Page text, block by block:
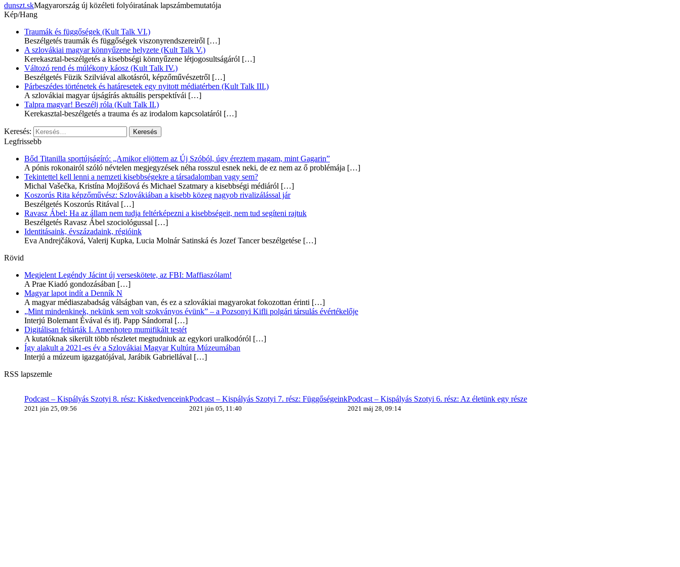
dunszt.skMagyarország új közéleti folyóiratának lapszámbemutatója
Kép/Hang
Traumák és függőségek (Kult Talk VI.)
Beszélgetés traumák és függőségek viszonyrendszereiről […]
A szlovákiai magyar könnyűzene helyzete (Kult Talk V.)
Kerekasztal-beszélgetés a kisebbségi könnyűzene létjogosultságáról […]
Változó rend és múlékony káosz (Kult Talk IV.)
Beszélgetés Füzik Szilviával alkotásról, képzőművészetről […]
Párbeszédes történetek és határesetek egy nyitott médiatérben (Kult Talk III.)
A szlovákiai magyar újságírás aktuális perspektívái […]
Talpra magyar! Beszélj róla (Kult Talk II.)
Kerekasztal-beszélgetés a trauma és az irodalom kapcsolatáról […]
Keresés:
Legfrissebb
Bőd Titanilla sportújságíró: „Amikor eljöttem az Új Szóból, úgy éreztem magam, mint Gagarin”
A pónis rokonairól szóló névtelen megjegyzések néha rosszul esnek neki, de ez nem az ő problémája […]
Tekintettel kell lenni a nemzeti kisebbségekre a társadalomban vagy sem?
Michal Vašečka, Kristína Mojžišová és Michael Szatmary a kisebbségi médiáról […]
Koszorús Rita képzőművész: Szlovákiában a kisebb közeg nagyob rivalizálással jár
Beszélgetés Koszorús Ritával […]
Ravasz Ábel: Ha az állam nem tudja feltérképezni a kisebbségeit, nem tud segíteni rajtuk
Beszélgetés Ravasz Ábel szociológussal […]
Identitásaink, évszázadaink, régióink
Eva Andrejčáková, Valerij Kupka, Lucia Molnár Satinská és Jozef Tancer beszélgetése […]
Rövid
Megjelent Legéndy Jácint új verseskötete, az FBI: Maffiaszólam!
A Prae Kiadó gondozásában […]
Magyar lapot indít a Denník N
A magyar médiaszabadság válságban van, és ez a szlovákiai magyarokat fokozottan érinti […]
„Mint mindenkinek, nekünk sem volt szokványos évünk” – a Pozsonyi Kifli polgári társulás évértékelője
Interjú Bolemant Évával és ifj. Papp Sándorral […]
Digitálisan feltárták I. Amenhotep mumifikált testét
A kutatóknak sikerült több részletet megtudniuk az egykori uralkodóról […]
Így alakult a 2021-es év a Szlovákiai Magyar Kultúra Múzeumában
Interjú a múzeum igazgatójával, Jarábik Gabriellával […]
RSS lapszemle
Podcast – Kispályás Szotyi 8. rész: Kiskedvenceink
2021 jún 25, 09:56
Podcast – Kispályás Szotyi 7. rész: Függőségeink
2021 jún 05, 11:40
Podcast – Kispályás Szotyi 6. rész: Az életünk egy része
2021 máj 28, 09:14